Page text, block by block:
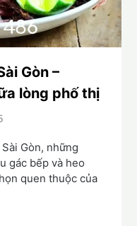
Gòn –
lòng phố thị
Gòn, những
gác bếp và heo
quen thuộc của